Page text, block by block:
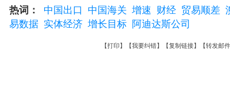
热词： 中国出口 中国海关 增速 财经 贸易顺差
易数据 实体经济 增长目标 阿迪达斯公司
【打印 】【我要纠错】【复制链接】【转发邮件